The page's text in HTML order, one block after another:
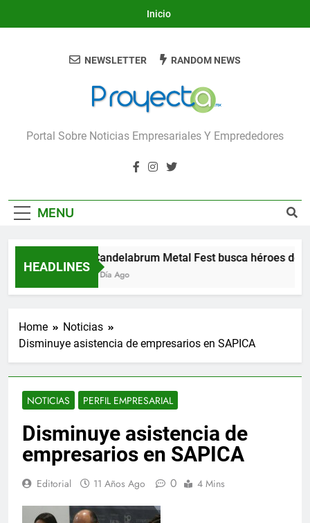
Inicio
Proyecta
Portal Sobre Noticias Empresariales Y Emprededores
NEWSLETTER RANDOM NEWS
MENU
HEADLINES
Candelabrum Metal Fest busca héroes de
1 Día Ago
Home
Noticias
Disminuye asistencia de empresarios en SAPICA
NOTICIAS PERFIL EMPRESARIAL
Disminuye asistencia de
empresarios en SAPICA
Editorial 11 Años Ago 0 4 Mins